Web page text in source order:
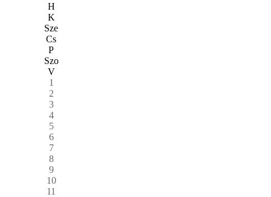
H
K
Sze
Cs
P
Szo
V
1
2
3
4
5
6
7
8
9
10
11